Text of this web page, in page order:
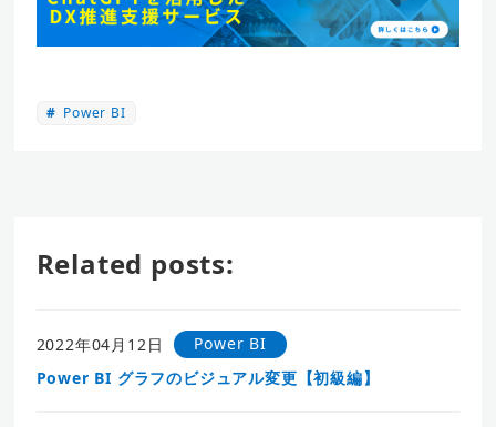
Power BI
Related posts:
2022年04月12日
Power BI
Power BI グラフのビジュアル変更【初級編】